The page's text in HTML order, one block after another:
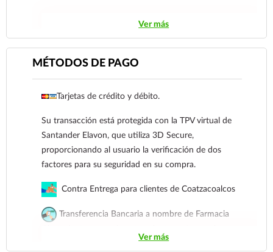
Su uso en esta etapa queda bajo criterio médico, quien
de autorizarlo.
Ver más
MÉTODOS DE PAGO
Tarjetas de crédito y débito.
Su transacción está protegida con la TPV virtual de
Santander Elavon, que utiliza 3D Secure,
proporcionando al usuario la verificación de dos
factores para su seguridad en su compra.
Contra Entrega para clientes de Coatzacoalcos
Transferencia Bancaria a nombre de Farmacia
cuenta: Clave: 014854655008143954
Ver más